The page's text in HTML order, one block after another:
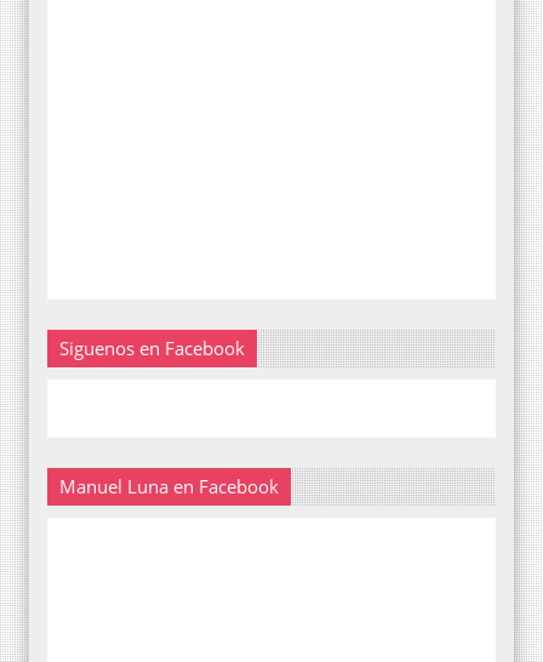
Siguenos en Facebook
Manuel Luna en Facebook